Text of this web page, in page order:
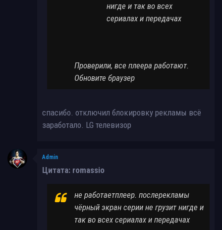
нигде и так во всех
сериалах и передачах
Проверили, все плеера работают.
Обновите браузер
спасибо. отключил блокировку рекламы всё
заработало. LG телевизор
Admin
Цитата: romassio
не работаетплеер. послерекламы
чёрный экран серии не грузит нигде и
так во всех сериалах и передачах